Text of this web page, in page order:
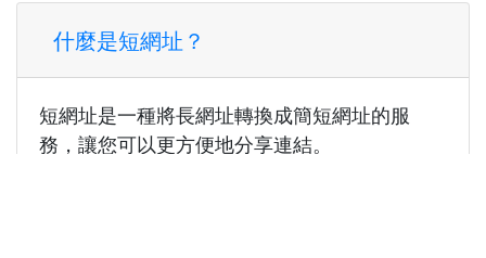
什麼是短網址？
短網址是一種將長網址轉換成簡短網址的服
務，讓您可以更方便地分享連結。